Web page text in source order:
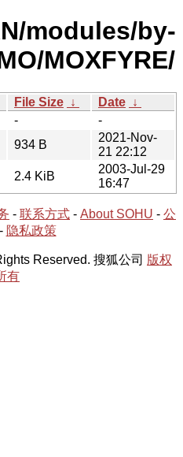
modules/by-
MOXFYRE/
File Size ↓ Date ↓
-
-
934 B
2021-Nov-
21 22:12
2.4 KiB
2003-Jul-29
16:47
- 联系方式 - About SOHU - 公
- 隐私政策
Reserved. 搜狐公司 版权
有